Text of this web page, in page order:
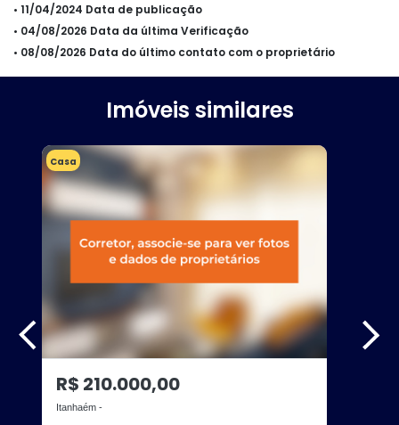
• 11/04/2024 Data de publicação
• 04/08/2026 Data da última Verificação
• 08/08/2026 Data do último contato com o proprietário
Imóveis similares
Casa
R$ 210.000,00
Itanhaém -